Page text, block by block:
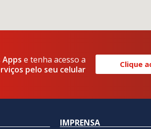
Appse tenha acesso a
pelo seu celular Clique
IMPRENSA